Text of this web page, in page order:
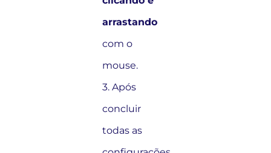
arrastando
com o
mouse.
3. Após
concluir
todas as